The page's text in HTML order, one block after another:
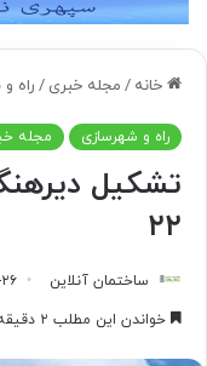
خانه / مجله خبری / راه
راه و شهرسازی مجله
تشکیل
۲۲
ساختمان آنلاین
خواندن این مطلب ۲ دقیقه زمان میبرد